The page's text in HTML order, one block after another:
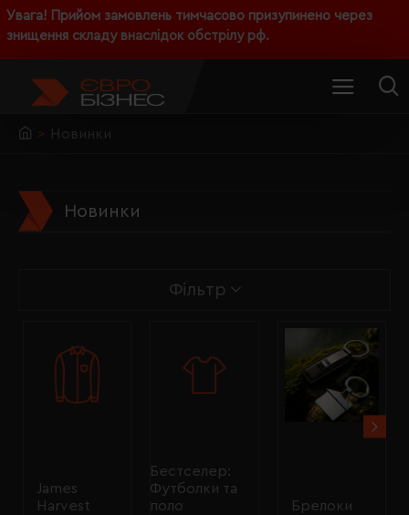
Увага! Прийом замовлень тимчасово призупинено через
знищення складу внаслідок обстрілу рф.
Новинки
Новинки
Фільтр
James
Harvest
Бестселер:
Футболки та
поло
Брелоки